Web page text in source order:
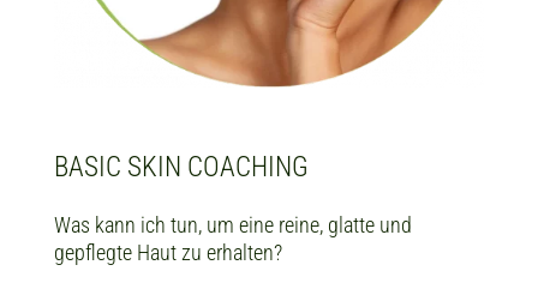
BASIC SKIN COACHING
Was kann ich tun, um eine reine, glatte und
gepflegte Haut zu erhalten?